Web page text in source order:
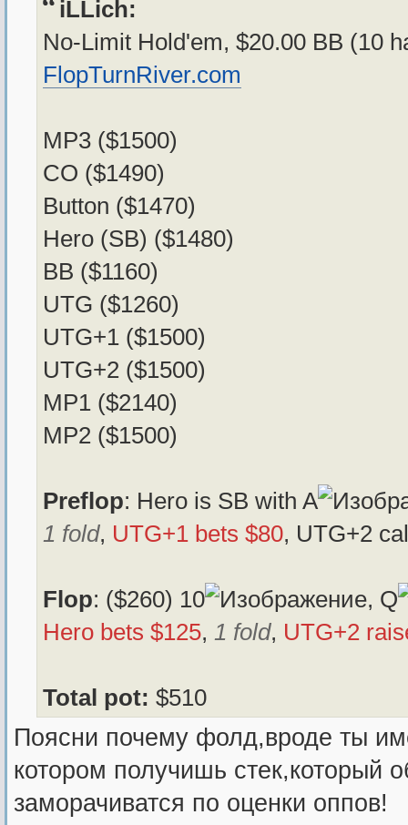
iLLich:
No-Limit Hold'em, $20.00 BB (10
FlopTurnRiver.com
MP3 ($1500)
CO ($1490)
Button ($1470)
Hero (SB) ($1480)
BB ($1160)
UTG ($1260)
UTG+1 ($1500)
UTG+2 ($1500)
MP1 ($2140)
MP2 ($1500)
Preflop: Hero is SB with A
1 fold, UTG+1 bets $80, UTG+2
Flop: ($260) 10
, Q
Hero bets $125, 1 fold, UTG+2
Total pot: $510
Поясни почему фолд,вроде ты
котором получишь стек,который
заморачиватся по оценки оппов!